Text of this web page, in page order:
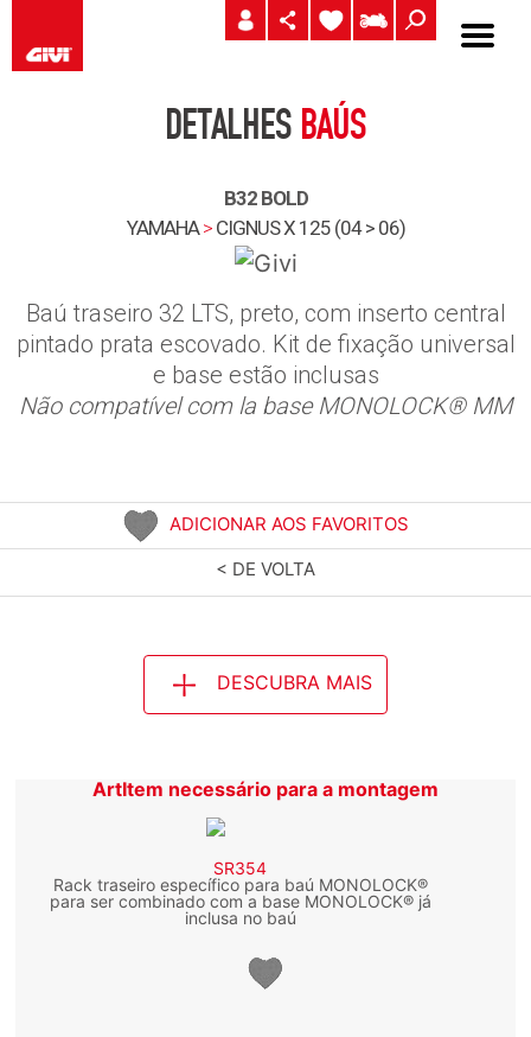
DETALHES BAÚS
B32 BOLD
YAMAHA > CIGNUS X 125 (04 > 06)
Baú traseiro 32 LTS, preto, com inserto central
pintado prata escovado. Kit de fixação universal
e base estão inclusas
Não compatível com la base MONOLOCK® MM
ADICIONAR AOS FAVORITOS
< DE VOLTA
DESCUBRA MAIS
ArtItem necessário para a montagem
SR354
Rack traseiro específico para baú MONOLOCK®
para ser combinado com a base MONOLOCK® já
inclusa no baú